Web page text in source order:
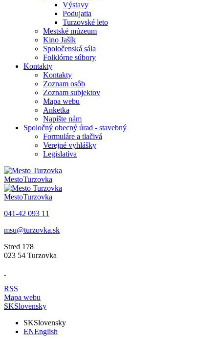
Výstavy
Podujatia
Turzovské leto
Mestské múzeum
Kino Jašík
Spoločenská sála
Folklórne súbory
Kontakty
Kontakty
Zoznam osôb
Zoznam subjektov
Mapa webu
Anketka
Napíšte nám
Spoločný obecný úrad - stavebný
Formuláre a tlačivá
Verejné vyhlášky
Legislatíva
MestoTurzovka
MestoTurzovka
041-42 093 11
msu@turzovka.sk
Stred 178
023 54 Turzovka
RSS
Mapa webu
SKSlovensky
SKSlovensky
ENEnglish